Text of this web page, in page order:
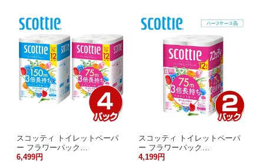
スコッティ トイレットペーパ
ー フラワーパック…
6,499円
スコッティ トイレットペーパ
ー フラワーパック…
4,199円